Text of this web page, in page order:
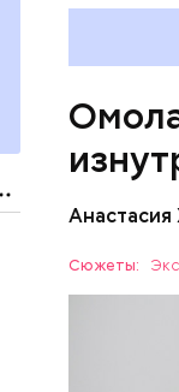
Сюжеты:
Дыня
лютеин
наше
калий